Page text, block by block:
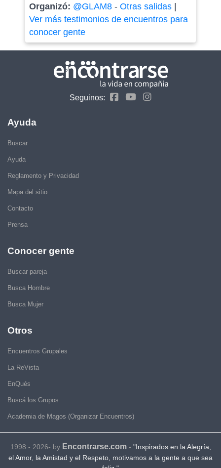
Organizó: @GLAM8- Otras salidas|
Ver más testimonios de encuentros para
conocer gente
Seguinos:
Ayuda
Buscar
Ayuda
Reglamento y Privacidad
Mapa del sitio
Contacto
Prensa
Conocer gente
Buscar pareja
Busca Hombre
Busca Mujer
Otros
Encuentros Grupales
La ReVista
EnQués
Buscá los Grupos
Academia de Magos (Organizar Encuentros)
1998 - 2026- by Encontrarse.com- "Inspirados en la Alegría,
el Amor, la Amistad y el Respeto, motivamos a la gente a que sea